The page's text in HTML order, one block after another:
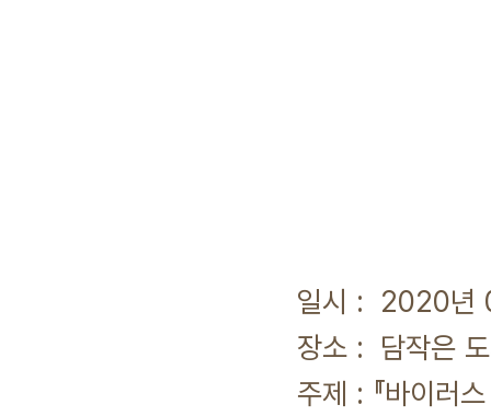
일시 : 2020년
장소 : 담작은 도
주제 : 『바이러스